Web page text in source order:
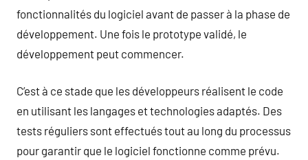
fonctionnalités du logiciel avant de passer à la phase de
développement. Une fois le prototype validé, le
développement peut commencer.
C’est à ce stade que les développeurs réalisent le code
en utilisant les langages et technologies adaptés. Des
tests réguliers sont effectués tout au long du processus
pour garantir que le logiciel fonctionne comme prévu.